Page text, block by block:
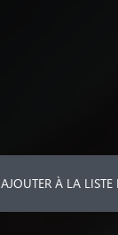
AJOUTER À LA